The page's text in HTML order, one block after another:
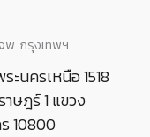
พ. กรุงเทพฯ
ะนครเหนือ 1518
ษฎร์ 1 แขวง
10800